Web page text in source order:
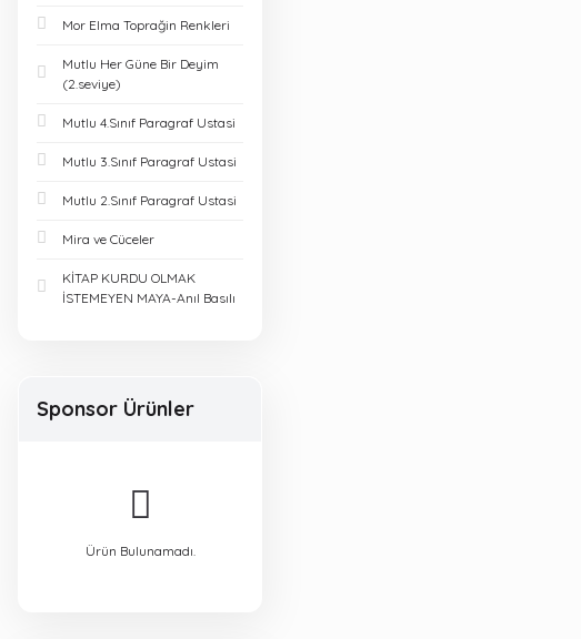
Mor Elma Toprağin Renkleri
Mutlu Her Güne Bir Deyim
(2.seviye)
Mutlu 4.Sınıf Paragraf Ustasi
Mutlu 3.Sınıf Paragraf Ustasi
Mutlu 2.Sınıf Paragraf Ustasi
Mira ve Cüceler
KİTAP KURDU OLMAK
İSTEMEYEN MAYA-Anıl Basılı
Sponsor Ürünler
Ürün Bulunamadı.